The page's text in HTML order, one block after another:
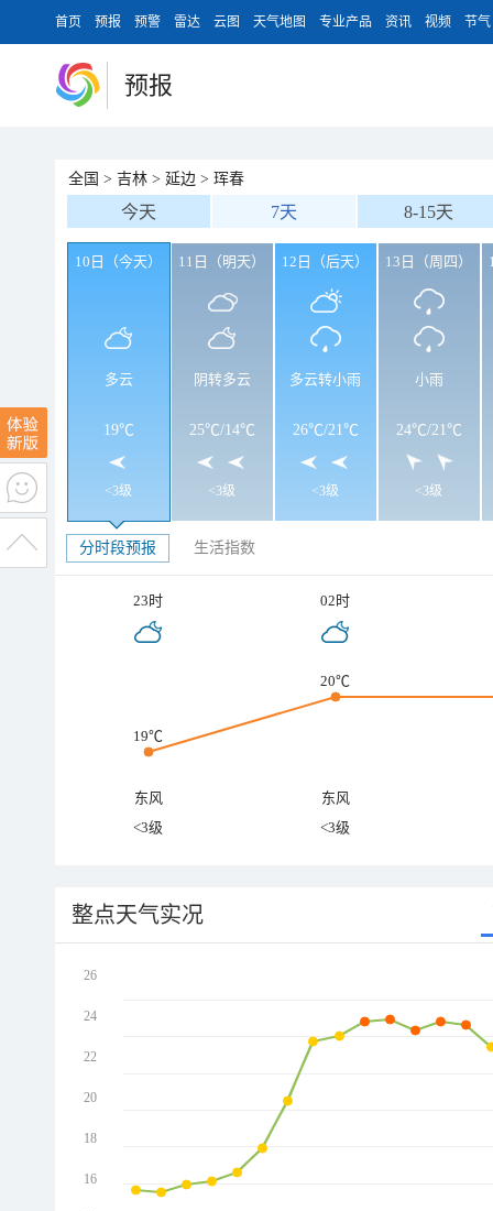
首页 预报 预警 雷达 云图 天气地图 专业产品 资讯 视频 节气
预报
全国 > 吉林 > 延边 > 珲春
今天 7天 8-15天
10日（今天）
多云
19℃
<3级
11日（明天）
阴转多云
25℃/14℃
<3级
12日（后天）
多云转小雨
26℃/21℃
<3级
13日（周四）
小雨
24℃/21℃
<3级
分时段预报 生活指数
23时 02时
19℃
20℃
东风
东风
<3级
<3级
整点天气实况
26
24
22
20
18
16